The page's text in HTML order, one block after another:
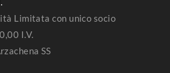
Limitata con unico socio
I.V.
SS